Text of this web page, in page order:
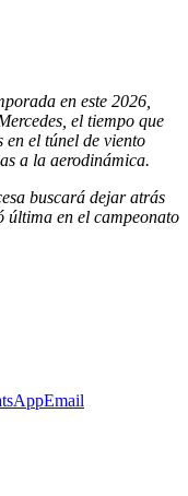
en este 2026,
el tiempo que
el túnel de viento
a la aerodinámica.
buscará dejar atrás
última en el campeonato
Email